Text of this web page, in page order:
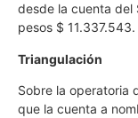
desde la cuenta del
pesos $ 11.337.543.
Triangulación
Sobre la operatoria
que la cuenta a